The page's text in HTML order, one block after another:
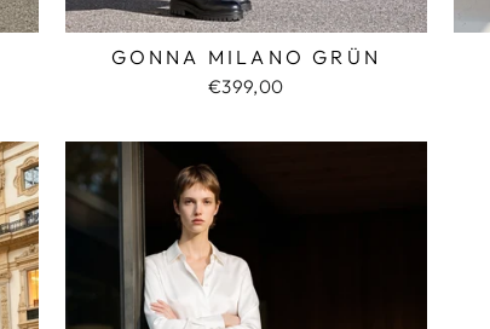
GONNA MILANO GRÜN
€399,00